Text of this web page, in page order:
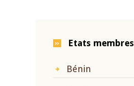
Etats membres
Bénin